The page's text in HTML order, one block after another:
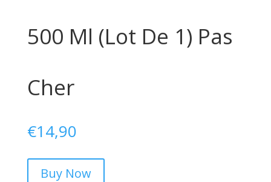
500 Ml (Lot De 1) Pas
Cher
€14,90
Buy Now